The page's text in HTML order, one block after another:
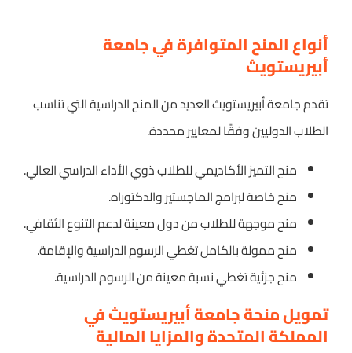
أنواع المنح المتوافرة في جامعة
أبيريستويث
تقدم جامعة أبيريستويث العديد من المنح الدراسية التي تناسب
الطلاب الدوليين وفقًا لمعايير محددة.
منح التميز الأكاديمي للطلاب ذوي الأداء الدراسي العالي.
منح خاصة لبرامج الماجستير والدكتوراه.
منح موجهة للطلاب من دول معينة لدعم التنوع الثقافي.
منح ممولة بالكامل تغطي الرسوم الدراسية والإقامة.
منح جزئية تغطي نسبة معينة من الرسوم الدراسية.
تمويل منحة جامعة أبيريستويث في
المملكة المتحدة والمزايا المالية